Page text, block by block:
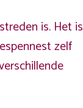
is. Het is
zelf